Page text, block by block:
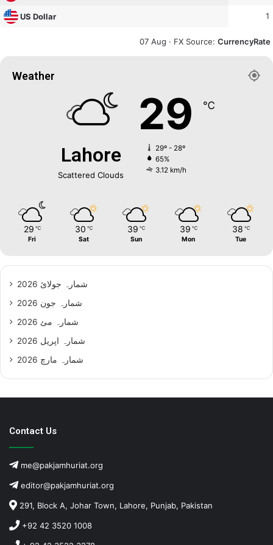
US Dollar 1
07 Aug · FX Source: CurrencyRate
Weather
Lahore
Scattered Clouds
29 ℃
29º - 28º
65%
3.12 km/h
29 ℃
Fri
30 ℃
Sat
39 ℃
Sun
39 ℃
Mon
38 ℃
Tue
شمارہ جولائ 2026
شمارہ جون 2026
شمارہ مئ 2026
شمارہ اپریل 2026
شمارہ مارچ 2026
Contact Us
me@pakjamhuriat.org
editor@pakjamhuriat.org
291, Block A, Johar Town, Lahore, Punjab, Pakistan
+92 42 3520 1008